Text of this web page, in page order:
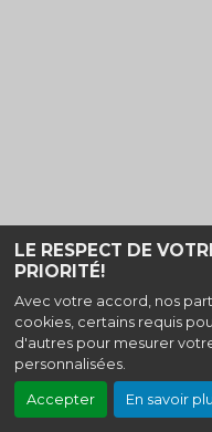
LE RESPECT DE
PRIORITÉ!
Avec votre accord, nos
cookies, certains requis
d'autres pour mesurer
personnalisées.
Accepter En savoir